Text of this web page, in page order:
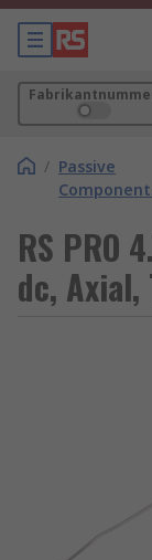
/ Passive
RS PRO
dc,